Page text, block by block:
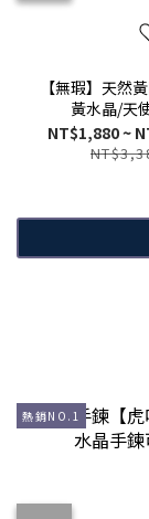
【無瑕】天然
黃水晶/天
NT$1,880 ~
熱銷NO.1